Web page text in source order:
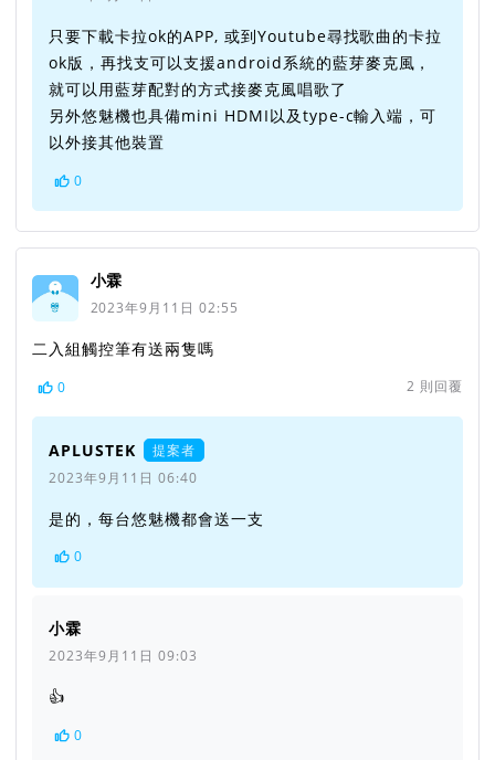
只要下載卡拉ok的APP, 或到Youtube尋找歌曲的卡拉
ok版，再找支可以支援android系統的藍芽麥克風，
就可以用藍芽配對的方式接麥克風唱歌了
另外悠魅機也具備mini HDMI以及type-c輸入端，可
以外接其他裝置
0
小霖
2023年9月11日 02:55
二入組觸控筆有送兩隻嗎
0 2 則回覆
APLUSTEK
提案者
2023年9月11日 06:40
是的，每台悠魅機都會送一支
0
小霖
2023年9月11日 09:03
👍
0